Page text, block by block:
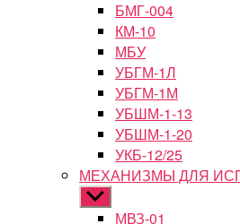
БМГ-004
КМ-10
МБУ
УБГМ-1Л
УБГМ-1М
УБШМ-1-13
УБШМ-1-20
УКБ-12/25
МЕХАНИЗМЫ ДЛЯ
Показывать
подменюМВЗ-01